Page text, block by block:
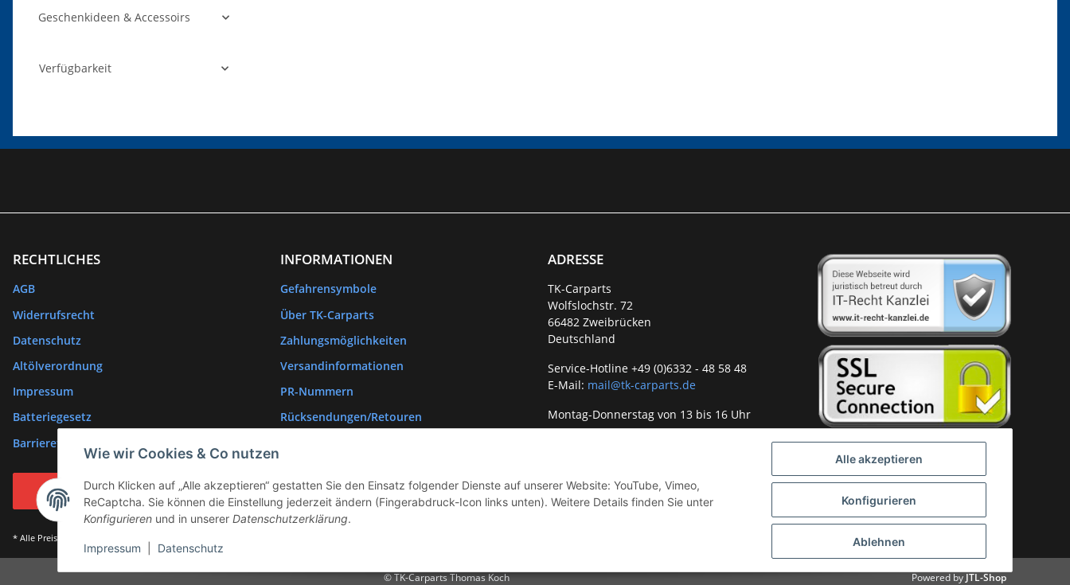
Alle akzeptieren
Konfigurieren
Ablehnen
Wie wir Cookies & Co nutzen
Durch Klicken auf „Alle akzeptieren“ gestatten Sie den Einsatz folgender Dienste auf unserer Website: YouTube, Vimeo,
ReCaptcha. Sie können die Einstellung jederzeit ändern (Fingerabdruck-Icon links unten). Weitere Details finden Sie unter
Konfigurieren und in unserer Datenschutzerklärung.
Impressum Datenschutz
Geschenkideen & Accessoirs
Verfügbarkeit
RECHTLICHES
AGB
Widerrufsrecht
Datenschutz
Altölverordnung
Impressum
Batteriegesetz
Barrierefreiheitserklärung
Vertrag widerrufen
INFORMATIONEN
Gefahrensymbole
Über TK-Carparts
Zahlungsmöglichkeiten
Versandinformationen
PR-Nummern
Rücksendungen/Retouren
ADRESSE
TK-Carparts
Wolfslochstr. 72
66482 Zweibrücken
Deutschland
Service-Hotline +49 (0)6332 - 48 58 48
E-Mail: mail@tk-carparts.de
Montag-Donnerstag von 13 bis 16 Uhr
* Alle Preise inkl. gesetzlicher USt., zzgl.
© TK-Carparts Thomas Koch Powered by JTL-Shop